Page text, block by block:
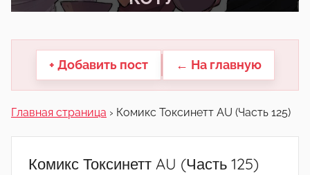
другие.
+ Добавить пост ← На главную
Главная страница › Комикс Токсинетт AU (Часть 125)
Комикс Токсинетт AU (Часть 125)